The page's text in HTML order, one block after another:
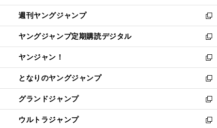
開
く
ウ
で
開
く
ン
ド
ウ
で
開
く
ウ
ィ
ン
ド
ウ
で
開
く
週刊ヤングジャンプ
新
し
い
ウ
ィ
ン
ド
ウ
で
開
く
ヤングジャンプ定期購読デジタル
新
し
い
ウ
ィ
ン
ド
ウ
で
ヤンジャン！
新
し
い
ウ
ィ
ン
ド
となりのヤングジャンプ
新
し
い
ウ
ィ
グランドジャンプ
新
し
い
ウルトラジャンプ
新